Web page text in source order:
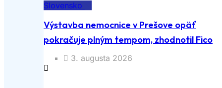
Slovensko
Výstavba nemocnice v Prešove opäť
pokračuje plným tempom, zhodnotil Fico
3. augusta 2026